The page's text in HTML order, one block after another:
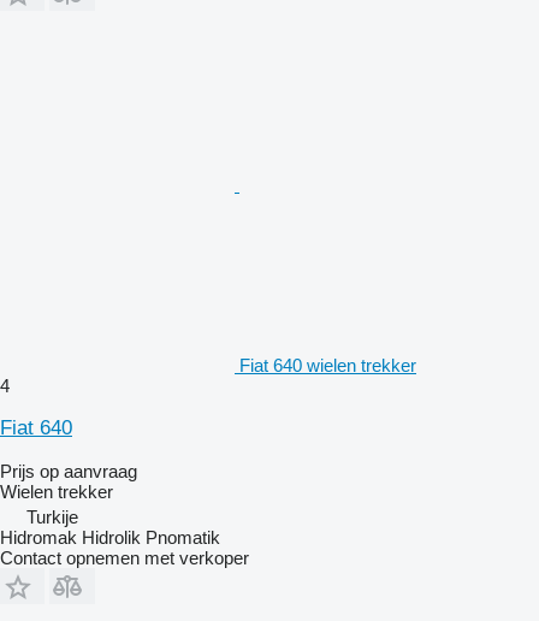
Fiat 640 wielen trekker
4
Fiat 640
Prijs op aanvraag
Wielen trekker
Turkije
Hidromak Hidrolik Pnomatik
Contact opnemen met verkoper